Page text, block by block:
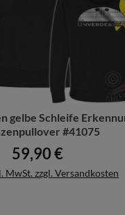
gelbe Schleife
#41075
Regulärer Preis:
59,90 €
MwSt. zzgl. Versandkosten